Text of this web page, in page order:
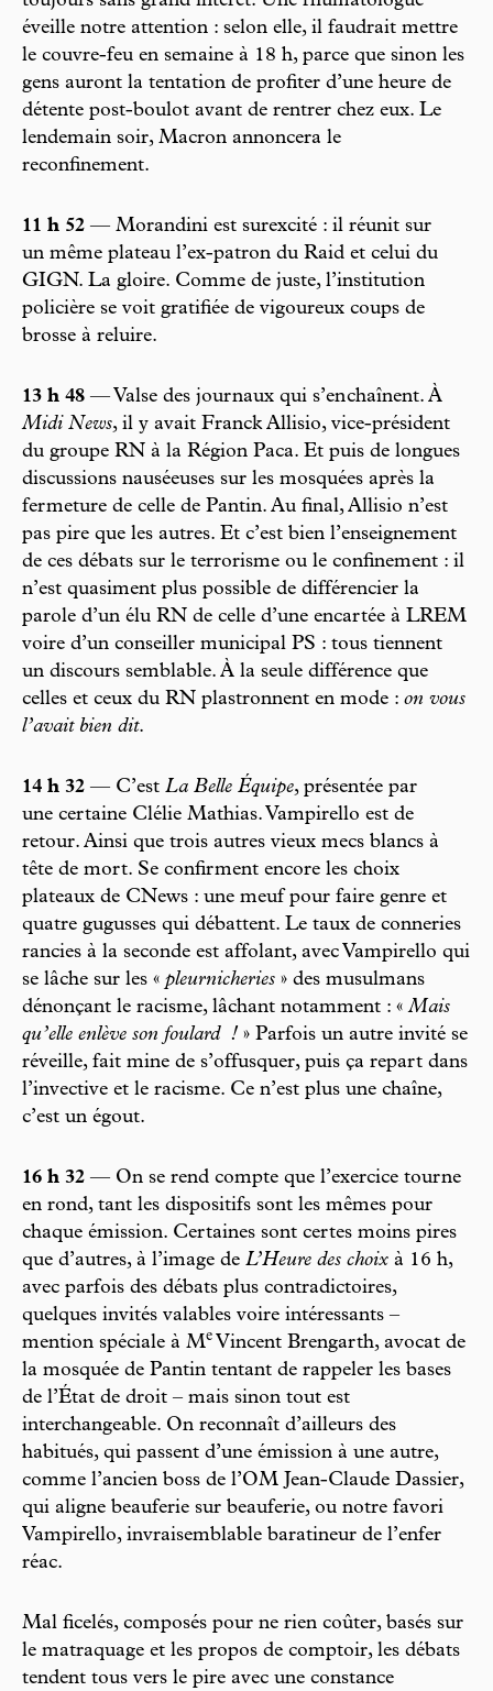
éveille notre attention : selon elle, il faudrait mettre
le couvre-feu en semaine à 18 h, parce que sinon les
gens auront la tentation de profiter d’une heure de
détente post-boulot avant de rentrer chez eux. Le
lendemain soir, Macron annoncera le
reconfinement.
11 h 52 — Morandini est surexcité : il réunit sur
un même plateau l’ex-patron du Raid et celui du
GIGN. La gloire. Comme de juste, l’institution
policière se voit gratifiée de vigoureux coups de
brosse à reluire.
13 h 48 — Valse des journaux qui s’en chaînent. À
Midi News, il y avait Franck Allisio, vice-président
du groupe RN à la Région Paca. Et puis de longues
discussions nauséeuses sur les mosquées après la
fermeture de celle de Pantin. Au final, Allisio n’est
pas pire que les autres. Et c’est bien l’enseignement
de ces débats sur le terrorisme ou le confinement : il
n’est quasiment plus possible de différencier la
parole d’un élu RN de celle d’une encartée à LREM
voire d’un conseiller municipal PS : tous tiennent
un discours semblable. À la seule différence que
celles et ceux du RN plastronnent en mode : on vous
l’avait bien dit.
14 h 32 — C’est La Belle Équipe, présentée par
une certaine Clélie Mathias. Vampirello est de
retour. Ainsi que trois autres vieux mecs blancs à
tête de mort. Se confirment encore les choix
plateaux de CNews : une meuf pour faire genre et
quatre gugusses qui débattent. Le taux de conneries
rancies à la seconde est affolant, avec Vampirello qui
se lâche sur les « pleurnicheries » des musulmans
dénonçant le racisme, lâchant notamment : «Mais
qu’elle enlève son foulard ! » Parfois un autre invité se
réveille, fait mine de s’offusquer, puis ça repart dans
l’invective et le racisme. Ce n’est plus une chaîne,
c’est un égout.
16 h 32 — On se rend compte que l’exercice tourne
en rond, tant les dispositifs sont les mêmes pour
chaque émission. Certaines sont certes moins pires
que d’autres, à l’image de L’Heure des choix à 16 h,
avec parfois des débats plus contradictoires,
quelques invités valables voire intéressants –
mention spéciale à Me Vincent Brengarth, avocat de
la mosquée de Pantin tentant de rappeler les bases
de l’État de droit – mais sinon tout est
interchangeable. On reconnaît d’ailleurs des
habitués, qui passent d’une émission à une autre,
comme l’ancien boss de l’OM Jean-Claude Dassier,
qui aligne beauferie sur beauferie, ou notre favori
Vampirello, invraisemblable baratineur de l’enfer
réac.
Mal ficelés, composés pour ne rien coûter, basés sur
le matraquage et les propos de comptoir, les débats
tendent tous vers le pire avec une constance